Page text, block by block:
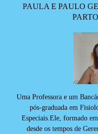
PAULA E PAULO
Uma Professora e um
pós-graduada em
Especiais.Ele, formado
desde os tempos de